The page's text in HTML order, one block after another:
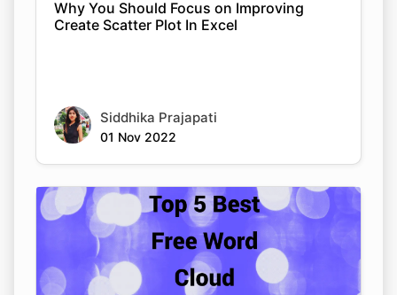
Why You Should Focus on Improving
Create Scatter Plot In Excel
Siddhika Prajapati
01 Nov 2022